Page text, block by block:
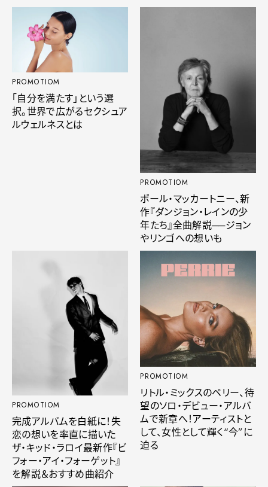
PROMOTIOM
「自分を満たす」という選
択。世界で広がるセクシュア
ルウェルネスとは
PROMOTIOM
ポール・マッカートニー、新
作『ダンジョン・レインの少
年たち』全曲解説──ジョン
やリンゴへの想いも
PROMOTIOM
完成アルバムを白紙に！失
恋の想いを率直に描いた
ザ・キッド・ラロイ最新作『ビ
フォー・アイ・フォーゲット』
を解説＆おすすめ曲紹介
PROMOTIOM
リトル・ミックスのペリー、待
望のソロ・デビュー・アルバ
ムで新章へ！アーティストと
して、女性として輝く“今”に
迫る